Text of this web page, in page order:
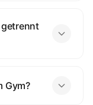
Gym?